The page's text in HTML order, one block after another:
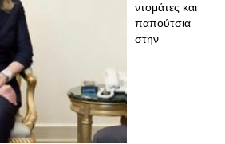
ντομάτες και
παπούτσια
στην